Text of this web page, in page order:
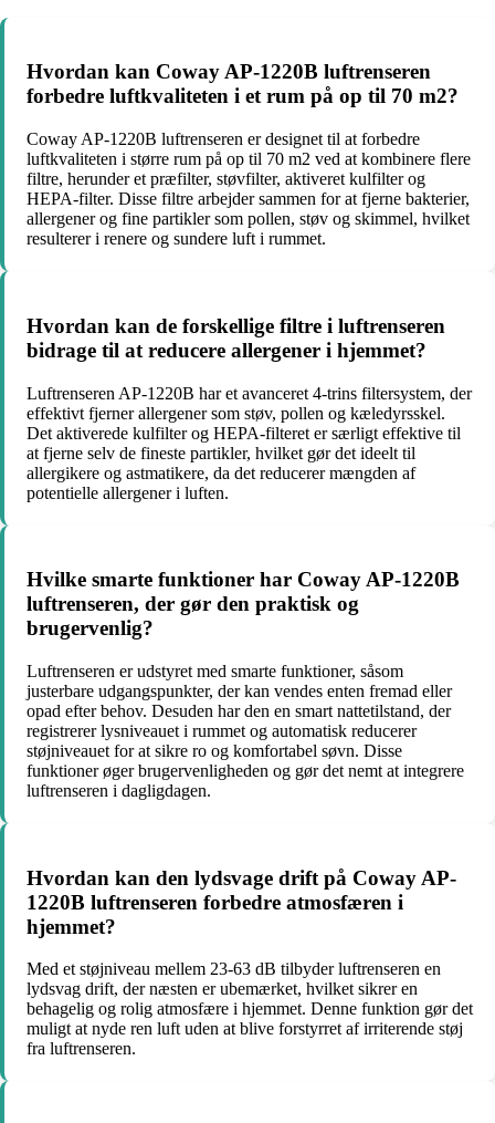
Hvordan kan Coway AP-1220B luftrenseren
forbedre luftkvaliteten i et rum på op til 70 m2?
Coway AP-1220B luftrenseren er designet til at forbedre
luftkvaliteten i større rum på op til 70 m2 ved at kombinere flere
filtre, herunder et præfilter, støvfilter, aktiveret kulfilter og
HEPA-filter. Disse filtre arbejder sammen for at fjerne bakterier,
allergener og fine partikler som pollen, støv og skimmel, hvilket
resulterer i renere og sundere luft i rummet.
Hvordan kan de forskellige filtre i luftrenseren
bidrage til at reducere allergener i hjemmet?
Luftrenseren AP-1220B har et avanceret 4-trins filtersystem, der
effektivt fjerner allergener som støv, pollen og kæledyrsskel.
Det aktiverede kulfilter og HEPA-filteret er særligt effektive til
at fjerne selv de fineste partikler, hvilket gør det ideelt til
allergikere og astmatikere, da det reducerer mængden af
potentielle allergener i luften.
Hvilke smarte funktioner har Coway AP-1220B
luftrenseren, der gør den praktisk og
brugervenlig?
Luftrenseren er udstyret med smarte funktioner, såsom
justerbare udgangspunkter, der kan vendes enten fremad eller
opad efter behov. Desuden har den en smart nattetilstand, der
registrerer lysniveauet i rummet og automatisk reducerer
støjniveauet for at sikre ro og komfortabel søvn. Disse
funktioner øger brugervenligheden og gør det nemt at integrere
luftrenseren i dagligdagen.
Hvordan kan den lydsvage drift på Coway AP-
1220B luftrenseren forbedre atmosfæren i
hjemmet?
Med et støjniveau mellem 23-63 dB tilbyder luftrenseren en
lydsvag drift, der næsten er ubemærket, hvilket sikrer en
behagelig og rolig atmosfære i hjemmet. Denne funktion gør det
muligt at nyde ren luft uden at blive forstyrret af irriterende støj
fra luftrenseren.